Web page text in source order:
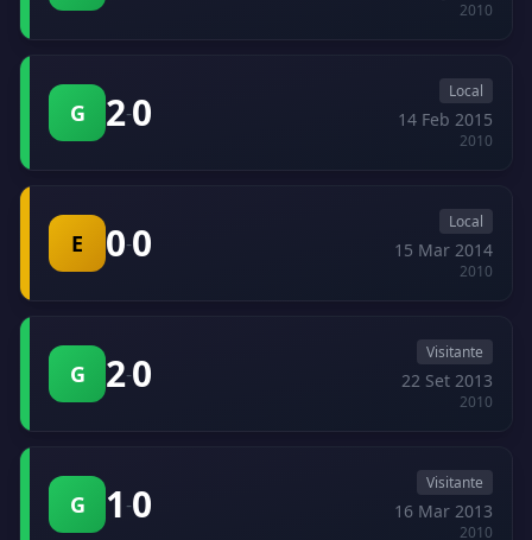
2010
G 2-0 Local
14 Feb 2015
2010
E 0-0 Local
15 Mar 2014
2010
G 2-0 Visitante
22 Set 2013
2010
G 1 -0 Visitante
16 Mar 2013
2010